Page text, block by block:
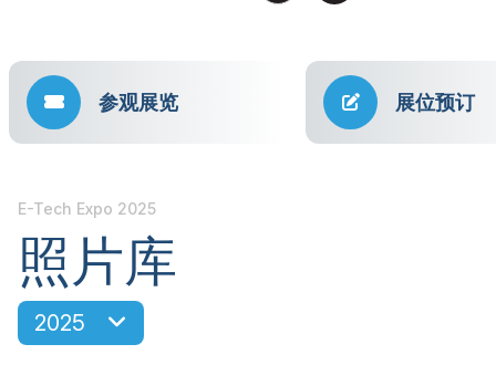
参观展览 展位预订
E-Tech Expo 2025
照片库
2025